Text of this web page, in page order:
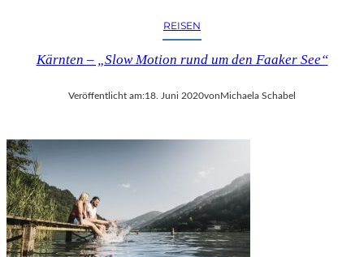
REISEN
Kärnten – „Slow Motion rund um den Faaker See“
Veröffentlicht am:18. Juni 2020vonMichaela Schabel